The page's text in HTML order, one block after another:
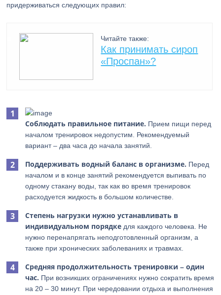
придерживаться следующих правил:
Читайте также:
Как принимать сироп
«Проспан»?
Соблюдать правильное питание. Прием пищи перед
началом тренировок недопустим. Рекомендуемый
вариант – два часа до начала занятий.
Поддерживать водный баланс в организме. Перед
началом и в конце занятий рекомендуется выпивать по
одному стакану воды, так как во время тренировок
расходуется жидкость в большом количестве.
Степень нагрузки нужно устанавливать в
индивидуальном порядке для каждого человека. Не
нужно перенапрягать неподготовленный организм, а
также при хронических заболеваниях и травмах.
Средняя продолжительность тренировки – один
час. При возникших ограничениях нужно сократить время
на 20 – 30 минут. При чередовании отдыха и выполнения